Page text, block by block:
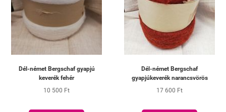
Dél-német Bergschaf gyapjú
keverék fehér
10 500 Ft
Dél-német Bergschaf
gyapjúkeverék narancsvörös
17 600 Ft